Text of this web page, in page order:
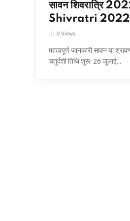
सावन शिवरात्रि
Shivratri
0 Views
महत्वपूर्ण जानकारी सावन या
चतुर्दशी तिथि शुरू: 26 जुलाई…